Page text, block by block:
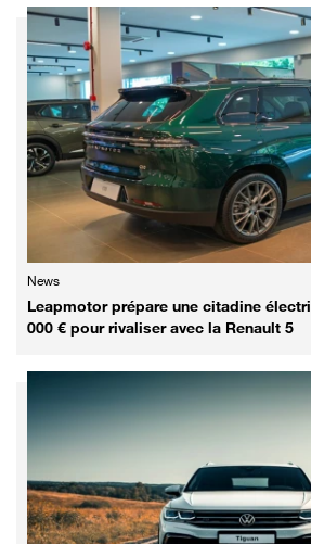
News
Leapmotor prépare une citadine
000 € pour rivaliser avec la Renault 5